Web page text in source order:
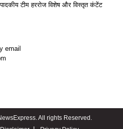
टीम हररोज विशेष और विस्तृत कंटेंट
email
All rights Reserved.